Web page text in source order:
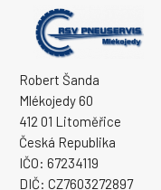
Robert Šanda
Mlékojedy 60
412 01 Litoměřice
Česká Republika
IČO: 67234119
DIČ: CZ7603272897